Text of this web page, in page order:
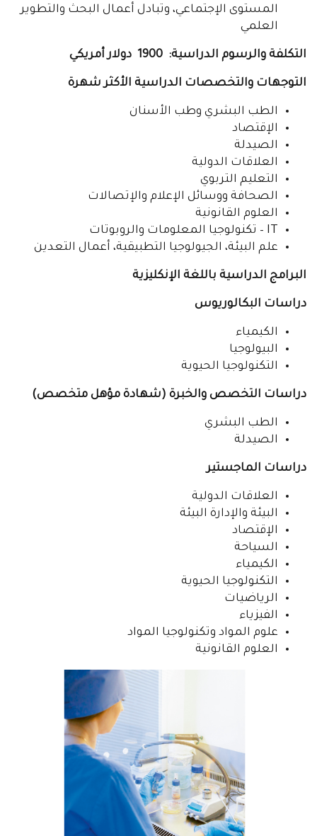
المستوى الإجتماعي، وتبادل أعمال البحث والتطوير
العلمي
التكلفة والرسوم الدراسية: 1900 دولار أمريكي
التوجهات والتخصصات الدراسية الأكثر شهرة
الطب البشري وطب الأسنان
الإقتصاد
الصيدلة
العلاقات الدولية
التعليم التربوي
الصحافة ووسائل الإعلام والإتصالات
العلوم القانونية
IT – تكنولوجيا المعلومات والروبوتات
علم البيئة، الجيولوجيا التطبيقية، أعمال التعدين
البرامج الدراسية باللغة الإنكليزية
دراسات البكالوريوس
الكيمياء
البيولوجيا
التكنولوجيا الحيوية
دراسات التخصص والخبرة (شهادة مؤهل متخصص)
الطب البشري
الصيدلة
دراسات الماجستير
العلاقات الدولية
البيئة والإدارة البيئة
الإقتصاد
السياحة
الكيمياء
التكنولوجيا الحيوية
الرياضيات
الفيزياء
علوم المواد وتكنولوجيا المواد
العلوم القانونية